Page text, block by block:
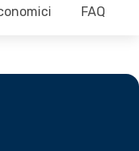
FAQ